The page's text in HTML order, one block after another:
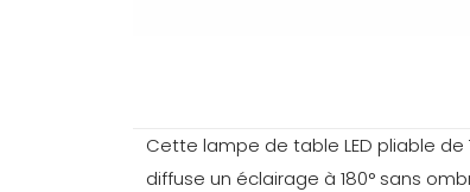
Cette lampe de table LED pliable de
diffuse un éclairage à 180° sans